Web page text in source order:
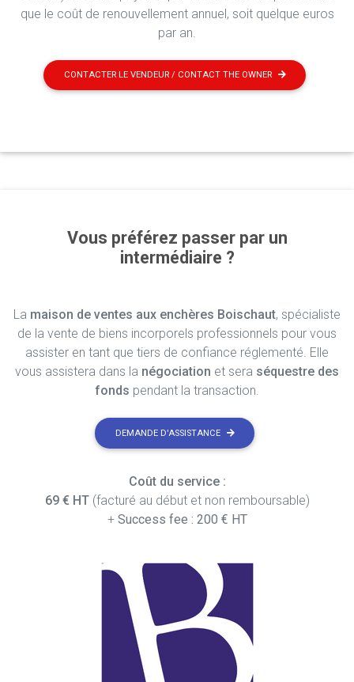
que le coût de renouvellement annuel, soit quelque euros
par an.
CONTACTER LE VENDEUR / CONTACT THE OWNER
Vous préférez passer par un
intermédiaire ?
La maison de ventes aux enchères Boischaut, spécialiste
de la vente de biens incorporels professionnels pour vous
assister en tant que tiers de confiance réglementé. Elle
vous assistera dans la négociation et sera séquestre des
fonds pendant la transaction.
DEMANDE D'ASSISTANCE
Coût du service :
69 € HT(facturé au début et non remboursable)
+ Success fee : 200 € HT